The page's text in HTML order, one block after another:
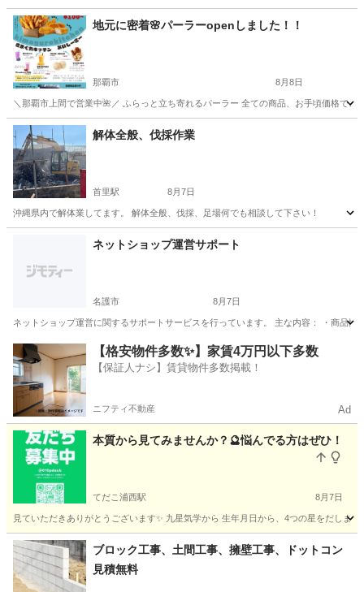
沖縄 豊見城市 赤嶺駅 その他 YouTube
地元に密着🌸パーラーopenしました！！
那覇市 8月8日
＼那覇市上間で営業中🌺／ ふらっと立ち寄れるパーラー 全ての商品、お手頃価格で
沖縄 那覇市 その他 チュロス
解体全般、伐採作業
首里駅 8月7日
沖縄県内で解体業してます。 解体全般、伐採、足場何でも相談して下さい！
首里駅 その他
ネットショップ運営サポート
名護市 8月7日
ネットショップ運営に関するサポートサービスを行っています。 主な内容： ・商品
沖縄 名護市 その他 ネットショップ
【格安物件多数✨】家賃4万円以下多数
【保証人ナシ】賃貸物件多数掲載！
ニフティ不動産 Ad
本質から見てみませんか？🔮悩んでる方はぜひ！
てだこ浦西駅 8月7日
見ていただきありがとうございます✨ 九星気学から 生年月日から、4つの星をだしま
沖縄 うるま市 てだこ浦西駅 その他 九星気学
ブロック工事、土間工事、擁壁工事、ドットコン
見積無料